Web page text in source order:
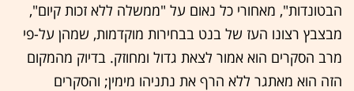
הבטונדות", מאחורי כל נאום על "ממשלה ללא זכות קיום",
מבצבץ רצונו העז של בנט בבחירות מוקדמות, שמהן על-פי
מרב הסקרים הוא אמור לצאת גדול ומחוזק. בדיוק מהמקום
הזה הוא מאתגר ללא הרף את נתניהו מימין; והסקרים